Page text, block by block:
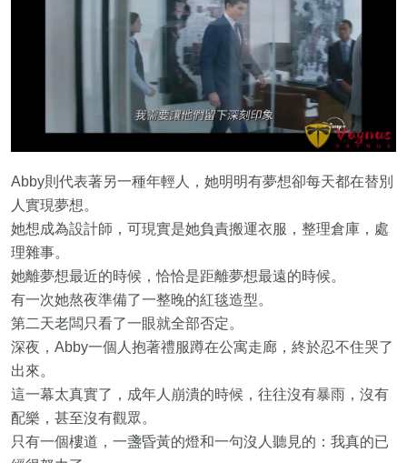
Abby則代表著另一種年輕人，她明明有夢想卻每天都在替別
人實現夢想。
她想成為設計師，可現實是她負責搬運衣服，整理倉庫，處
理雜事。
她離夢想最近的時候，恰恰是距離夢想最遠的時候。
有一次她熬夜準備了一整晚的紅毯造型。
第二天老闆只看了一眼就全部否定。
深夜，Abby一個人抱著禮服蹲在公寓走廊，終於忍不住哭了
出來。
這一幕太真實了，成年人崩潰的時候，往往沒有暴雨，沒有
配樂，甚至沒有觀眾。
只有一個樓道，一盞昏黃的燈和一句沒人聽見的：我真的已